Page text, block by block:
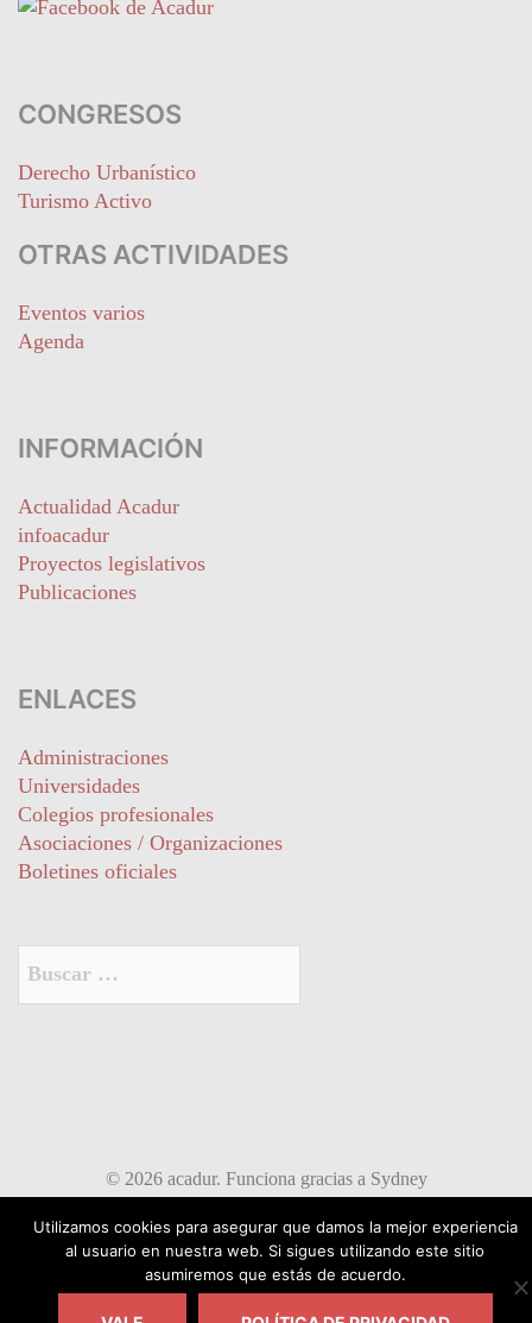
CONGRESOS
Derecho Urbanístico
Turismo Activo
OTRAS ACTIVIDADES
Eventos varios
Agenda
INFORMACIÓN
Actualidad Acadur
infoacadur
Proyectos legislativos
Publicaciones
ENLACES
Administraciones
Universidades
Colegios profesionales
Asociaciones / Organizaciones
Boletines oficiales
© 2026 acadur. Funciona gracias a Sydney
Utilizamos cookies para asegurar que damos la mejor experiencia
al usuario en nuestra web. Si sigues utilizando este sitio
asumiremos que estás de acuerdo.